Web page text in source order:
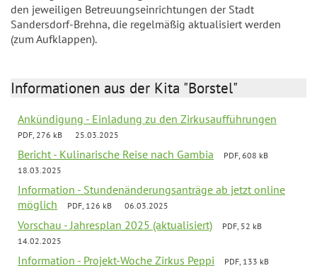
den jeweiligen Betreuungseinrichtungen der Stadt
Sandersdorf-Brehna, die regelmäßig aktualisiert werden
(zum Aufklappen).
Informationen aus der Kita "Borstel"
Ankündigung - Einladung zu den Zirkusaufführungen
PDF, 276 kB 25.03.2025
Bericht - Kulinarische Reise nach Gambia
PDF, 608 kB
18.03.2025
Information - Stundenänderungsanträge ab jetzt online
möglich
PDF, 126 kB 06.03.2025
Vorschau - Jahresplan 2025 (aktualisiert)
PDF, 52 kB
14.02.2025
Information - Projekt-Woche Zirkus Peppi
PDF, 133 kB